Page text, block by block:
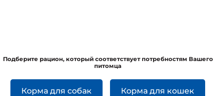
Подберите рацион, который соответствует потребностям Вашего
питомца
Корма для собак Корма для кошек